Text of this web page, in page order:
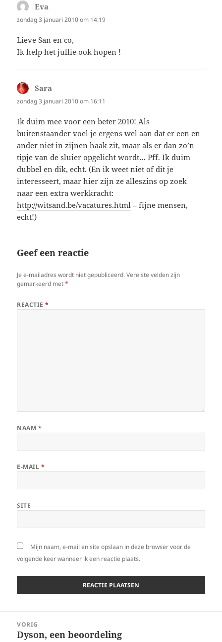
Eva
zondag 3 januari 2010 om 14:19
Lieve San en co,
Ik help het jullie ook hopen !
Sara
zondag 3 januari 2010 om 16:11
Ik duim mee voor een beter 2010! Als
buitenstaander voel je ergens wel aan dat er een en
ander niet in zijnen haak zit, maar als er dan zo’n
tipje van de sluier opgelicht wordt… Pff. Ik duim
dubbel en dik, echt. (En ik weet niet of dit je
interesseert, maar hier zijn ze alleszins op zoek
naar een extra werkkracht:
http://witsand.be/vacatures.html – fijne mensen,
echt!)
Geef een reactie
Je e-mailadres wordt niet gepubliceerd. Vereiste velden zijn
gemarkeerd met*
REACTIE*
NAAM *
E-MAIL *
SITE
Mijn naam, e-mail en site opslaan in deze browser voor de
volgende keer wanneer ik een reactie plaats.
navigatie
VORIG
Vorig
Dyson, een beoordeling